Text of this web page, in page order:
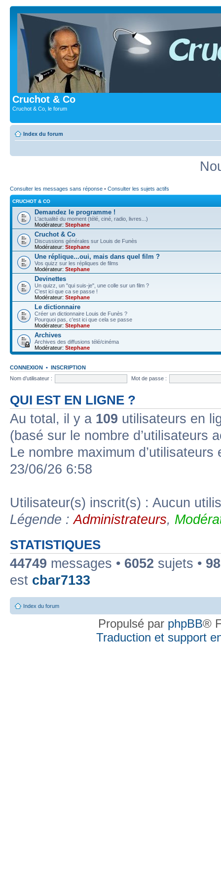
Cruchot & Co
Cruchot & Co, le forum
Index du forum
Consulter les messages sans réponse • Consulter les sujets actifs
CRUCHOT & CO
Demandez le programme !
L'actualité du moment (télé, ciné, radio, livres...)
Modérateur: Stephane
Cruchot & Co
Discussions générales sur Louis de Funès
Modérateur: Stephane
Une réplique...oui, mais dans quel film ?
Vos quizz sur les répliques de films
Modérateur: Stephane
Devinettes
Un quizz, un "qui suis-je", une colle sur un film ?
C'est ici que ca se passe !
Modérateur: Stephane
Le dictionnaire
Créer un dictionnaire Louis de Funès ?
Pourquoi pas, c'est ici que cela se passe
Modérateur: Stephane
Archives
Archives des diffusions télé/cinéma
Modérateur: Stephane
CONNEXION • INSCRIPTION
Nom d’utilisateur :
Mot de passe :
QUI EST EN LIGNE ?
Au total, il y a 109 utilisateurs en
(basé sur le nombre d’utilisateurs
Le nombre maximum
23/06/26 6:58
Utilisateur(s) inscrit(s) : Aucun
Légende :Administrateurs,
STATISTIQUES
44749 messages • 6052 sujets •
est cbar7133
Index du forum
Propulsé par phpBB®
Traduction et support